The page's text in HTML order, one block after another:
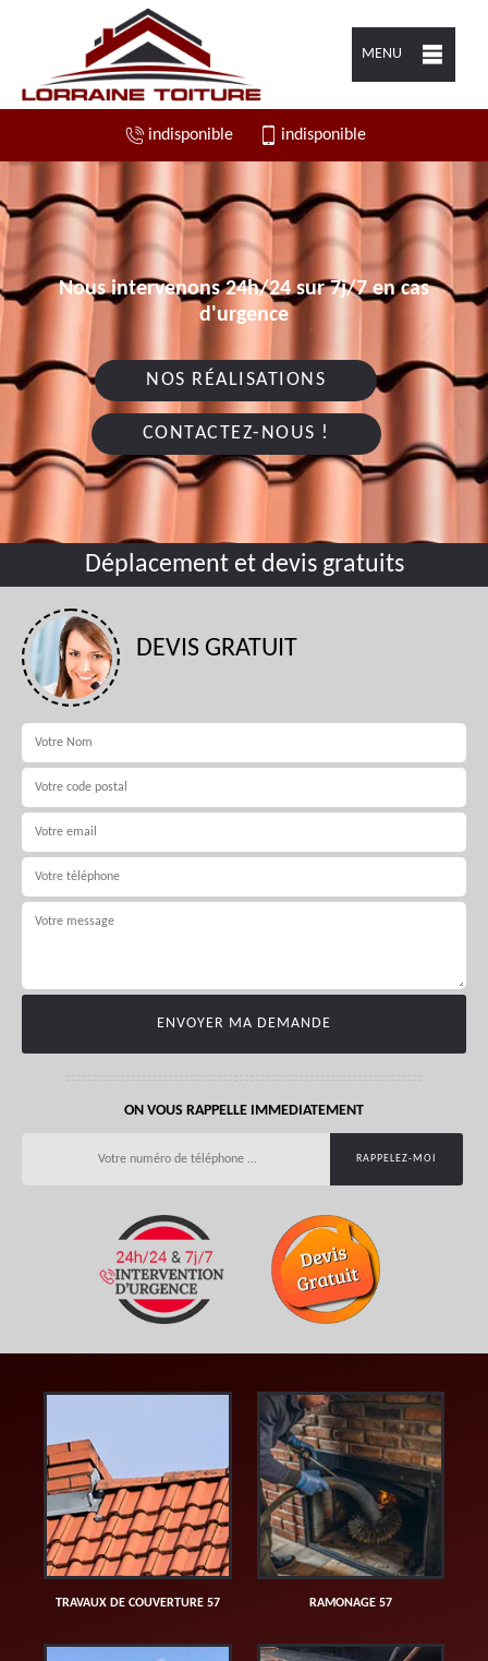
MENU
indisponible indisponible
Nous intervenons 24h/24 sur 7j/7 en cas
d'urgence
NOS RÉALISATIONS
CONTACTEZ-NOUS !
Déplacement et devis gratuits
DEVIS GRATUIT
ON VOUS RAPPELLE IMMEDIATEMENT
TRAVAUX DE COUVERTURE 57 RAMONAGE 57